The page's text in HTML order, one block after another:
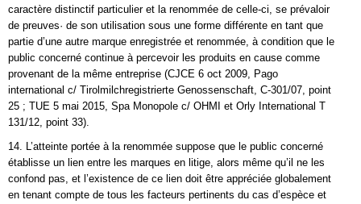
caractère distinctif particulier et la renommée de celle-ci, se prévaloir
de preuves· de son utilisation sous une forme différente en tant que
partie d’une autre marque enregistrée et renommée, à condition que le
public concerné continue à percevoir les produits en cause comme
provenant de la même entreprise (CJCE 6 oct 2009, Pago
international c/ Tirolmilchregistrierte Genossenschaft, C-301/07, point
25 ; TUE 5 mai 2015, Spa Monopole c/ OHMI et Orly International T
131/12, point 33).
14. L’atteinte portée à la renommée suppose que le public concerné
établisse un lien entre les marques en litige, alors même qu’il ne les
confond pas, et l’existence de ce lien doit être appréciée globalement
en tenant compte de tous les facteurs pertinents du cas d’espèce et